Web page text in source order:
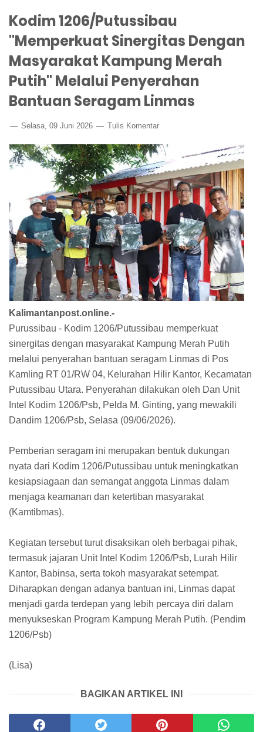
Kodim 1206/Putussibau
"Memperkuat Sinergitas Dengan
Masyarakat Kampung Merah
Putih" Melalui Penyerahan
Bantuan Seragam Linmas
Selasa, 09 Juni 2026 Tulis Komentar
Kalimantanpost.online.-
Purussibau - Kodim 1206/Putussibau memperkuat
sinergitas dengan masyarakat Kampung Merah Putih
melalui penyerahan bantuan seragam Linmas di Pos
Kamling RT 01/RW 04, Kelurahan Hilir Kantor, Kecamatan
Putussibau Utara. Penyerahan dilakukan oleh Dan Unit
Intel Kodim 1206/Psb, Pelda M. Ginting, yang mewakili
Dandim 1206/Psb, Selasa (09/06/2026).
Pemberian seragam ini merupakan bentuk dukungan
nyata dari Kodim 1206/Putussibau untuk meningkatkan
kesiapsiagaan dan semangat anggota Linmas dalam
menjaga keamanan dan ketertiban masyarakat
(Kamtibmas).
Kegiatan tersebut turut disaksikan oleh berbagai pihak,
termasuk jajaran Unit Intel Kodim 1206/Psb, Lurah Hilir
Kantor, Babinsa, serta tokoh masyarakat setempat.
Diharapkan dengan adanya bantuan ini, Linmas dapat
menjadi garda terdepan yang lebih percaya diri dalam
menyukseskan Program Kampung Merah Putih. (Pendim
1206/Psb)
(Lisa)
BAGIKAN ARTIKEL INI